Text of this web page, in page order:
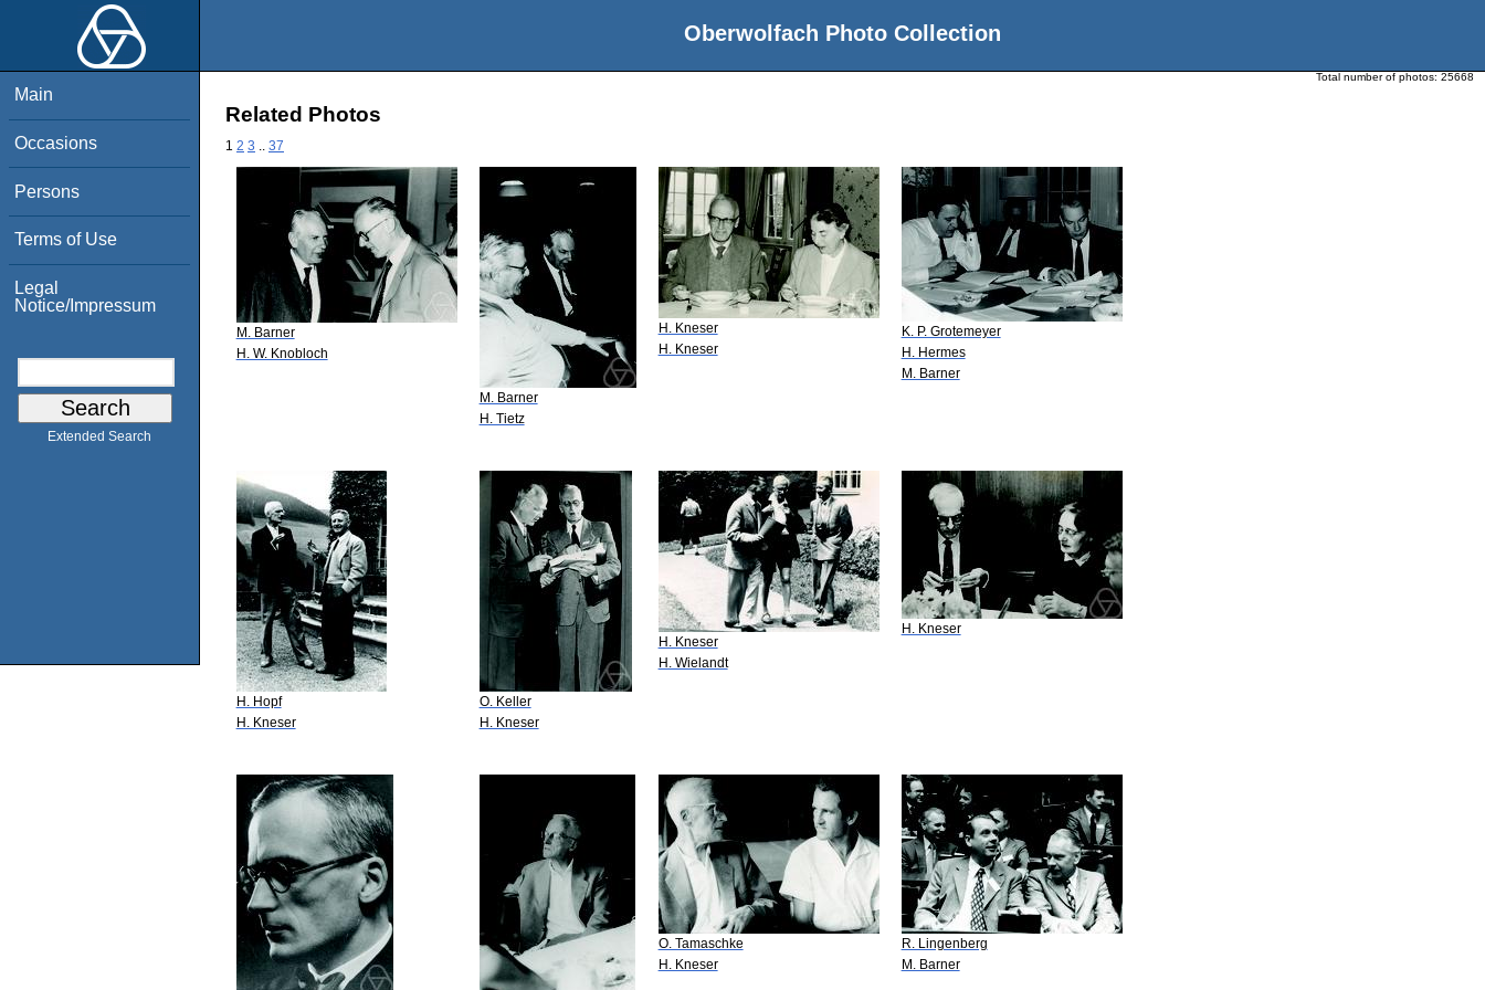
Oberwolfach Photo Collection
Main
Occasions
Persons
Terms of Use
Legal
Notice/Impressum
Extended Search
Total number of photos: 25668
Related Photos
1 2 3 37
M. Barner
H. W. Knobloch
M. Barner
H. Tietz
H. Kneser
H. Kneser
K. P. Grotemeyer
H. Hermes
M. Barner
H. Hopf
H. Kneser
O. Keller
H. Kneser
H. Kneser
H. Wielandt
H. Kneser
O. Tamaschke
H. Kneser
R. Lingenberg
M. Barner